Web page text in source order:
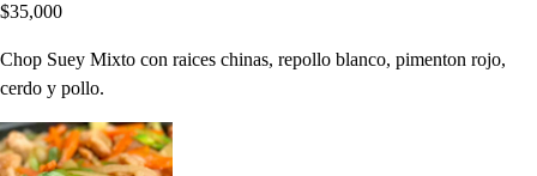
$35,000
Chop Suey Mixto con raices chinas, repollo blanco, pimenton rojo,
cerdo y pollo.